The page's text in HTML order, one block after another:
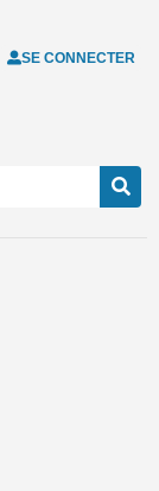
SE CONNECTER